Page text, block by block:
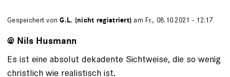
Gespeichert vonG.L. (nicht registriert) am Fr., 08.10.2021 - 12:17
@ Nils Husmann
Es ist eine absolut dekadente Sichtweise, die so wenig
christlich wie realistisch ist.